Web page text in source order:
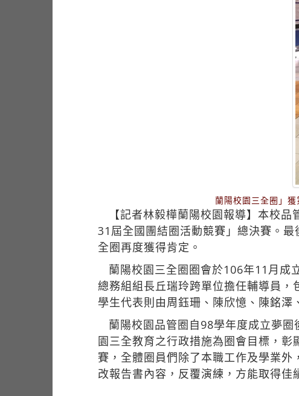
蘭陽校園三全圈」
【記者林毅樺蘭陽校園報導】本校
31屆全國團結圈活動競賽」總決賽。
全圈再度獲得肯定。
蘭陽校園三全圈圈會於106年11月成
總務組組長丘瑞玲跨單位擔任輔導員
學生代表則由周鈺珊、陳欣憶、陳銘澤
蘭陽校園品管圈自98學年度成立夢
園三全教育之行政措施為圈會目標，
賽，全體圈員們除了本職工作及學業
改報告書內容，反覆演練，方能取得佳